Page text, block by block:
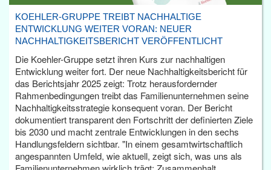
KOEHLER-GRUPPE TREIBT NACHHALTIGE
ENTWICKLUNG WEITER VORAN: NEUER
NACHHALTIGKEITSBERICHT VERÖFFENTLICHT
Die Koehler-Gruppe setzt ihren Kurs zur nachhaltigen
Entwicklung weiter fort. Der neue Nachhaltigkeitsbericht für
das Berichtsjahr 2025 zeigt: Trotz herausfordernder
Rahmenbedingungen treibt das Familienunternehmen seine
Nachhaltigkeitsstrategie konsequent voran. Der Bericht
dokumentiert transparent den Fortschritt der definierten Ziele
bis 2030 und macht zentrale Entwicklungen in den sechs
Handlungsfeldern sichtbar. "In einem gesamtwirtschaftlich
angespannten Umfeld, wie aktuell, zeigt sich, was uns als